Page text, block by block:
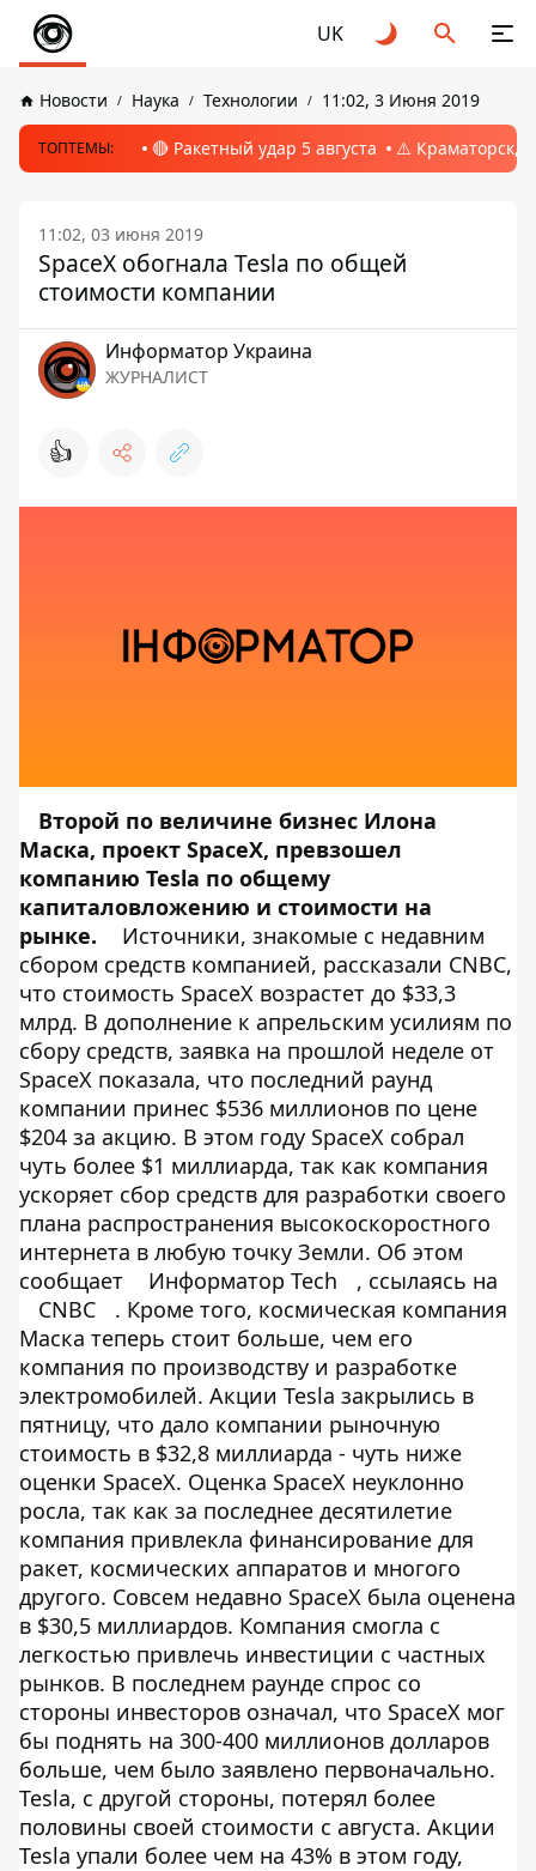
UK
Новости Наука Технологии 11:02, 3 Июня 2019
ТОПТЕМЫ: 🔴 Ракетный удар 5 августа ⚠️ Краматорск,
11:02, 03 июня 2019
SpaceX обогнала Tesla по общей
стоимости компании
Информатор Украина
ЖУРНАЛИСТ
👍
Второй по величине бизнес Илона
Маска, проект SpaceX, превзошел
компанию Tesla по общему
капиталовложению и стоимости на
рынке.
Источники, знакомые с недавним
сбором средств компанией, рассказали CNBC,
что стоимость SpaceX возрастет до $33,3
млрд. В дополнение к апрельским усилиям по
сбору средств, заявка на прошлой неделе от
SpaceX показала, что последний раунд
компании принес $536 миллионов по цене
$204 за акцию. В этом году SpaceX собрал
чуть более $1 миллиарда, так как компания
ускоряет сбор средств для разработки своего
плана распространения высокоскоростного
интернета в любую точку Земли. Об этом
сообщает
Информатор Tech
, ссылаясь на
CNBC
. Кроме того, космическая компания
Маска теперь стоит больше, чем его
компания по производству и разработке
электромобилей. Акции Tesla закрылись в
пятницу, что дало компании рыночную
стоимость в $32,8 миллиарда - чуть ниже
оценки SpaceX. Оценка SpaceX неуклонно
росла, так как за последнее десятилетие
компания привлекла финансирование для
ракет, космических аппаратов и многого
другого. Совсем недавно SpaceX была оценена
в $30,5 миллиардов. Компания смогла с
легкостью привлечь инвестиции с частных
рынков. В последнем раунде спрос со
стороны инвесторов означал, что SpaceX мог
бы поднять на 300-400 миллионов долларов
больше, чем было заявлено первоначально.
Tesla, с другой стороны, потерял более
половины своей стоимости с августа. Акции
Tesla упали более чем на 43% в этом году,